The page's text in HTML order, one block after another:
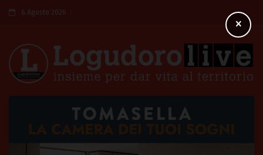
6 Agosto 2026
×